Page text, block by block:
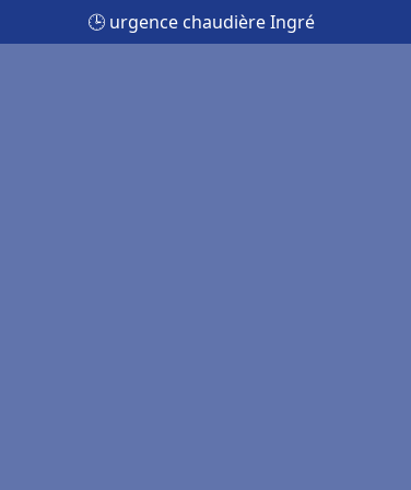
🕒 urgence chaudière Ingré